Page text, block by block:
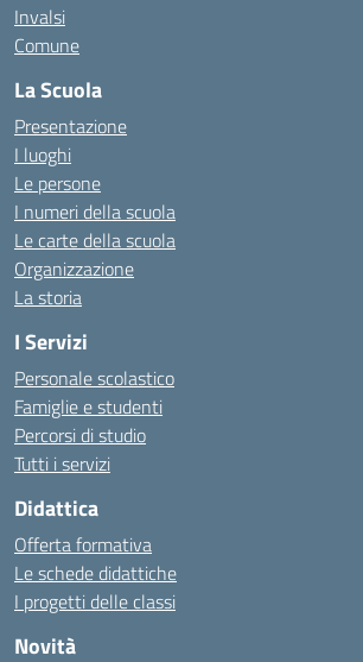
Invalsi
Comune
La Scuola
Presentazione
I luoghi
Le persone
I numeri della scuola
Le carte della scuola
Organizzazione
La storia
I Servizi
Personale scolastico
Famiglie e studenti
Percorsi di studio
Tutti i servizi
Didattica
Offerta formativa
Le schede didattiche
I progetti delle classi
Novità